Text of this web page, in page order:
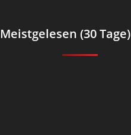
Meistgelesen (30 Tage)